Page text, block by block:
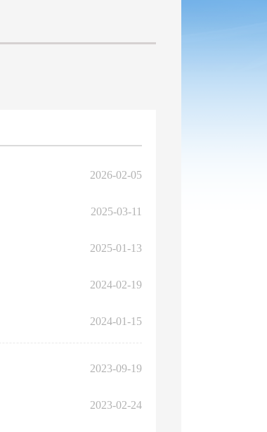
2026-02-05
2025-03-11
2025-01-13
2024-02-19
2024-01-15
2023-09-19
2023-02-24